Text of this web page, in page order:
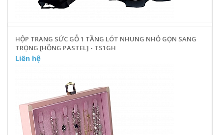
HỘP TRANG SỨC GỖ 1 TẦNG LÓT NHUNG NHỎ GỌN SANG
TRỌNG [HỒNG PASTEL] - TS1GH
Liên hệ